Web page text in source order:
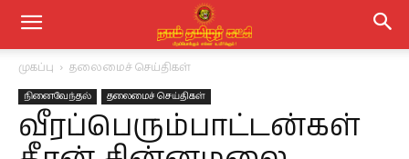
முகப்பு தலைமைச் செய்திகள்
நினைவேந்தல் தலைமைச் செய்திகள்
வீரப்பெரும்பாட்டன்கள்